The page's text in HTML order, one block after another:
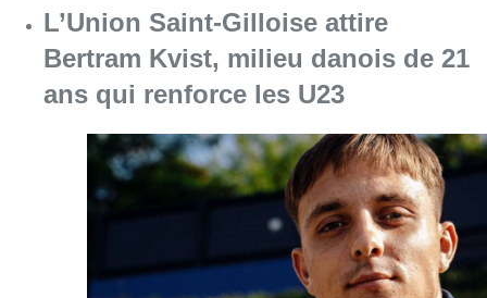
L’Union Saint-Gilloise attire
Bertram Kvist, milieu danois de 21
ans qui renforce les U23